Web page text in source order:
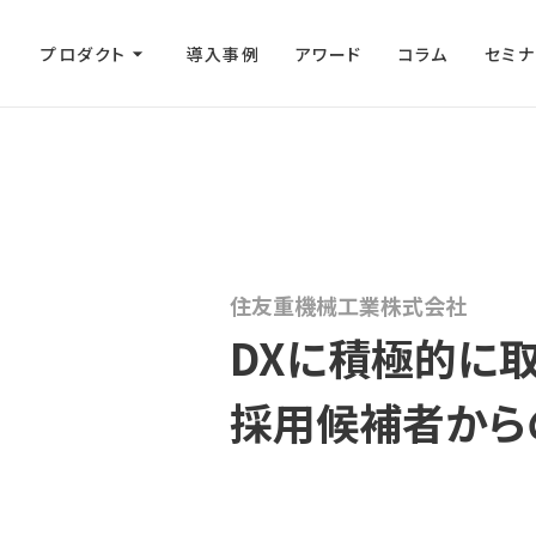
プロダクト arrow_drop_down 導入事例 アワード コラム セミ
住友重機械工業株式会社
DXに積極的に
採用候補者か